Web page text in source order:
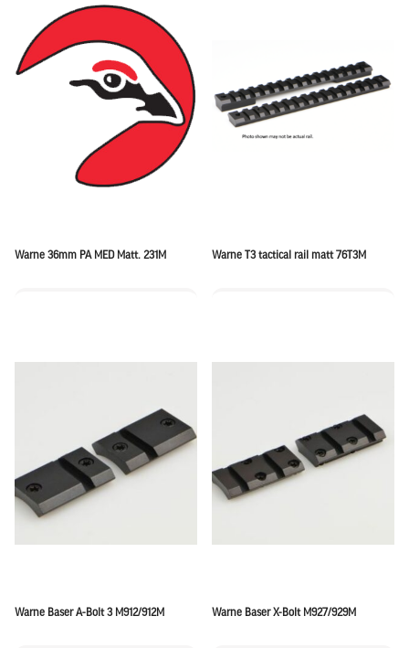
Warne 36mm PA MED Matt. 231M Warne T3 tactical rail matt 76T3M
Warne Baser A-Bolt 3 M912/912M Warne Baser X-Bolt M927/929M